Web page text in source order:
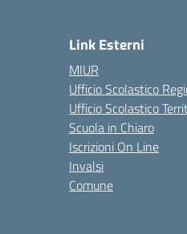
Link Esterni
MIUR
Ufficio Scolastico
Ufficio Scolastico
Scuola in Chiaro
Iscrizioni On Line
Invalsi
Comune